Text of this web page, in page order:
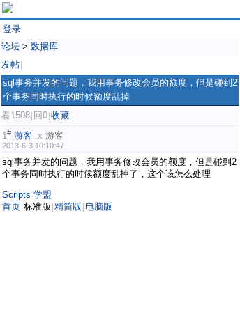
登录
论坛 > 数据库
发帖
sql事务并发的问题，我用事务修改会员的额度，但是碰到2
个事务同时执行的时候额度乱掉
看1508 回0 收藏
1# 游客 .x 游客
2013-6-3 10:10:47
sql事务并发的问题，我用事务修改会员的额度，但是碰到2
个事务同时执行的时候额度乱掉了，这个该怎么处理
Scripts 学盟
首页 标准版 精简版 电脑版